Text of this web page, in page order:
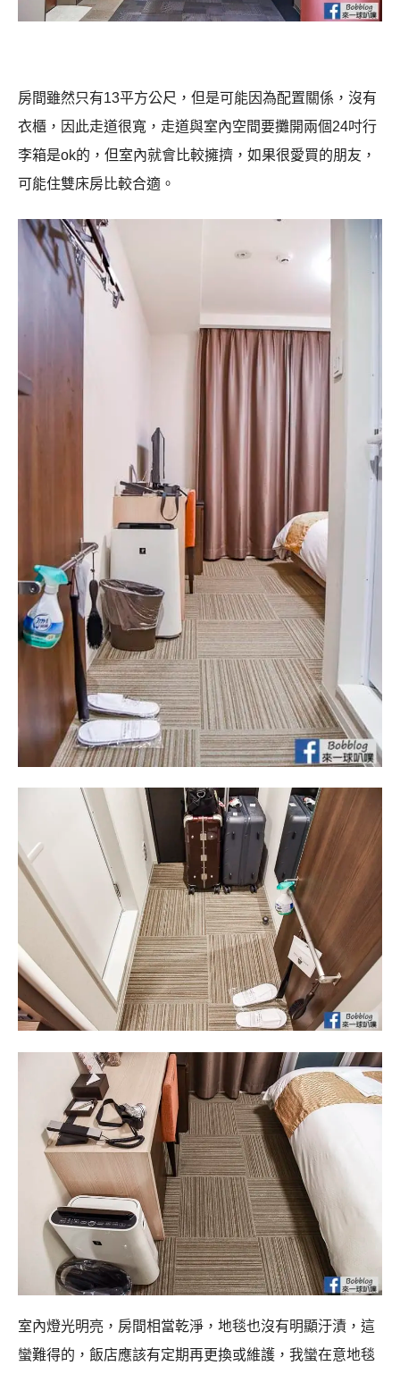
房間雖然只有13平方公尺，但是可能因為配置關係，沒有
衣櫃，因此走道很寬，走道與室內空間要攤開兩個24吋行
李箱是ok的，但室內就會比較擁擠，如果很愛買的朋友，
可能住雙床房比較合適。
室內燈光明亮，房間相當乾淨，地毯也沒有明顯汙漬，這
蠻難得的，飯店應該有定期再更換或維護，我蠻在意地毯